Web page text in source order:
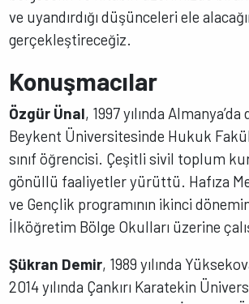
ve uyandırdığı düşünceleri ele
gerçekleştireceğiz.
Konuşmacılar
Özgür Ünal, 1997 yılında
Beykent Üniversitesinde Hukuk
sınıf öğrencisi. Çeşitli sivil toplum
gönüllü faaliyetler yürüttü. Hafıza
ve Gençlik programının ikinci
İlköğretim Bölge Okulları üzerine
Şükran Demir, 1989 yılında
2014 yılında Çankırı Karatekin